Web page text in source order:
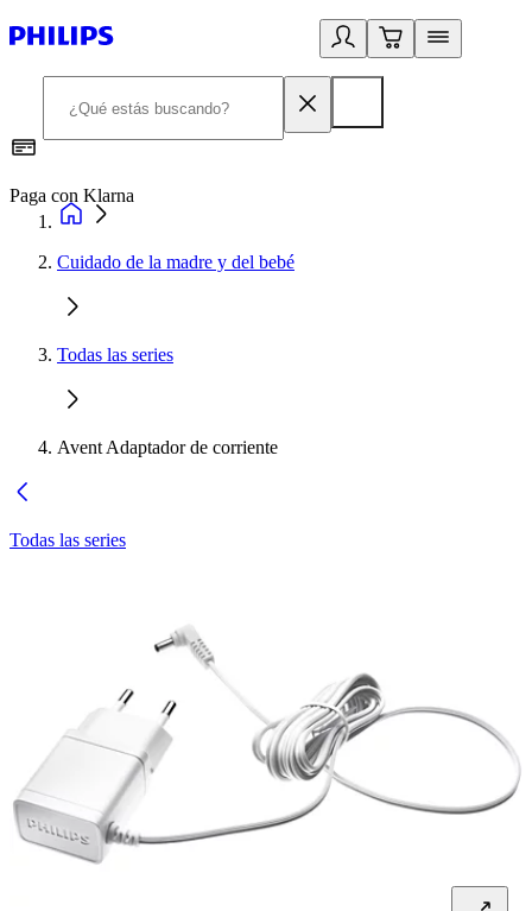
Paga con Klarna
Cuidado de la madre y del bebé
Todas las series
Avent Adaptador de corriente
Todas las series